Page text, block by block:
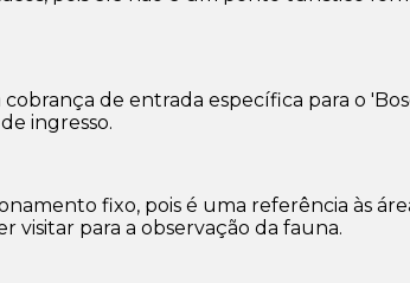
de entrada específica para o
ingresso.
fixo, pois é uma referência às
visitar para a observação da fauna.